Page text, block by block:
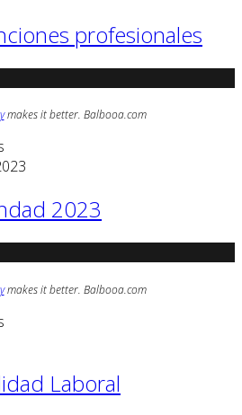
profesionales
makes it better. Balbooa.com
2023
makes it better. Balbooa.com
Laboral